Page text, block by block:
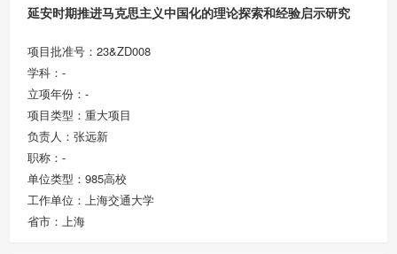
延安时期推进马克思主义中国化的理论探索和经验启示研究
项目批准号：23&ZD008
学科：-
立项年份：-
项目类型：重大项目
负责人：张远新
职称：-
单位类型：985高校
工作单位：上海交通大学
省市：上海